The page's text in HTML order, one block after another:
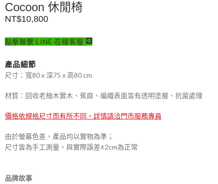
Cocoon 休閒椅
NT$10,800
點擊聯繫 LINE 在線客服
產品細節
尺寸：寬80 x 深75 x 高80 cm
材質：回收老柚木實木、蕉麻、編織表面皆有透明塗層、抗菌處理
價格依規格尺寸而有所不同，詳情請洽門市服務專員
由於螢幕色差，產品均以實物為準；
尺寸皆為手工測量，與實際誤差±2cm為正常
品牌故事